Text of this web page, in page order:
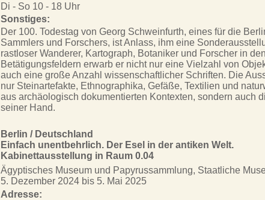
Di - So 10 - 18 Uhr
Sonstiges:
Der 100. Todestag von Georg Schweinfurth, eines für die
Sammlers und Forschers, ist Anlass, ihm eine
rastloser Wanderer, Kartograph, Botaniker und Forscher in
Betätigungsfeldern erwarb er nicht nur eine Vielzahl von
auch eine große Anzahl wissenschaftlicher Schriften. Die
nur Steinartefakte, Ethnographika, Gefäße, Textilien und
aus archäologisch dokumentierten Kontexten, sondern auch
seiner Hand.
Berlin / Deutschland
Einfach unentbehrlich. Der Esel in der antiken Welt.
Kabinettausstellung in Raum 0.04
Ägyptisches Museum und Papyrussammlung, Staatliche
5. Dezember 2024 bis 5. Mai 2025
Adresse: